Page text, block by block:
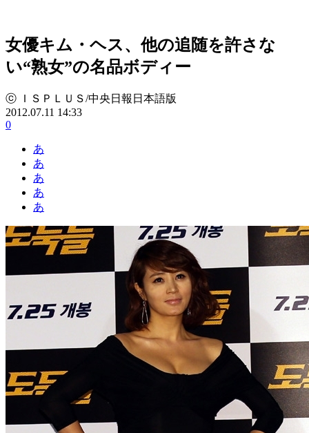
女優キム・ヘス、他の追随を許さな
い“熟女”の名品ボディー
ⓒ ＩＳＰＬＵＳ/中央日報日本語版
2012.07.11 14:33
0
あ
あ
あ
あ
あ